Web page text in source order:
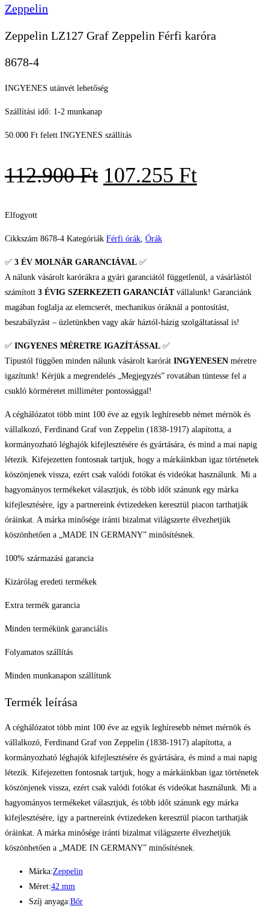
Zeppelin
Zeppelin LZ127 Graf Zeppelin Férfi karóra
8678-4
INGYENES utánvét lehetőség
Szállítási idő: 1-2 munkanap
50.000 Ft felett INGYENES szállítás
112.900Ft Original
112.900 Ft.
107.255 FtCurrent
Elfogyott
Cikkszám 8678-4 Kategóriák Férfi órák, Órák
✅ 3 ÉV MOLNÁR GARANCIÁVAL ✅
A nálunk vásárolt karórákra a gyári garanciától függetlenül, a vásárlástól
számított 3 ÉVIG SZERKEZETI GARANCIÁTvállalunk! Garanciánk
magában foglalja az elemcserét, mechanikus óráknál a pontosítást,
beszabályzást – üzletünkben vagy akár háztól-házig szolgáltatással is!
✅ INGYENES MÉRETRE IGAZÍTÁSSAL ✅
Típustól függően minden nálunk vásárolt karórát INGYENESEN méretre
igazítunk! Kérjük a megrendelés „Megjegyzés” rovatában tüntesse fel a
csukló körméretet milliméter pontossággal!
A céghálózatot több mint 100 éve az egyik leghíresebb német mérnök és
vállalkozó, Ferdinand Graf von Zeppelin (1838-1917) alapította, a
kormányozható léghajók kifejlesztésére és gyártására, és mind a mai napig
létezik. Kifejezetten fontosnak tartjuk, hogy a márkáinkban igaz történetek
köszönjenek vissza, ezért csak valódi fotókat és videókat használunk. Mi a
hagyományos termékeket választjuk, és több időt szánunk egy márka
kifejlesztésére, így a partnereink évtizedeken keresztül piacon tarthatják
óráinkat. A márka minősége iránti bizalmat világszerte élvezhetjük
köszönhetően a „MADE IN GERMANY” minősítésnek.
100% származási garancia
Kizárólag eredeti termékek
Extra termék garancia
Minden termékünk garanciális
Folyamatos szállítás
Minden munkanapon szállítunk
Termék leírása
A céghálózatot több mint 100 éve az egyik leghíresebb német mérnök és
vállalkozó, Ferdinand Graf von Zeppelin (1838-1917) alapította, a
kormányozható léghajók kifejlesztésére és gyártására, és mind a mai napig
létezik. Kifejezetten fontosnak tartjuk, hogy a márkáinkban igaz történetek
köszönjenek vissza, ezért csak valódi fotókat és videókat használunk. Mi a
hagyományos termékeket választjuk, és több időt szánunk egy márka
kifejlesztésére, így a partnereink évtizedeken keresztül piacon tarthatják
óráinkat. A márka minősége iránti bizalmat világszerte élvezhetjük
köszönhetően a „MADE IN GERMANY” minősítésnek.
Márka:Zeppelin
Méret:42 mm
Szíj anyaga:Bőr